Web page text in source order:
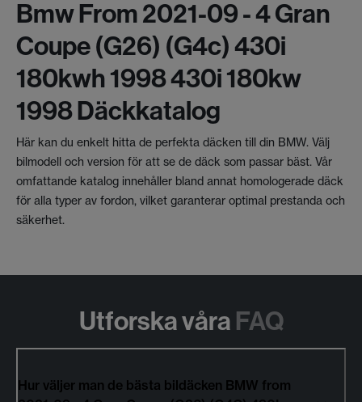
Bmw From 2021-09 - 4 Gran
Coupe (g26) (g4c) 430i
180kwh 1998 430i 180kw
1998 Däckkatalog
Här kan du enkelt hitta de perfekta däcken till din BMW. Välj
bilmodell och version för att se de däck som passar bäst. Vår
omfattande katalog innehåller bland annat homologerade däck
för alla typer av fordon, vilket garanterar optimal prestanda och
säkerhet.
Utforska våra FAQ
Hur väljer man de bästa bildäcken BMW from